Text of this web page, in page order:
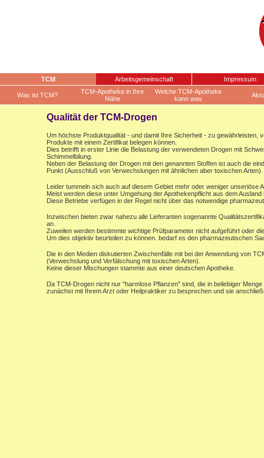
TCM Arbeitsgemeinschaft Impressum
Was ist TCM?
TCM-Apotheke in Ihre
Nähe
Welche TCM-Apotheke
kann was
Qualität der TCM-Drogen
Um höchste Produktqualität - und damit Ihre Sicherheit - zu
Produkte mit einem Zertifikat belegen können.
Dies betrifft in erster Linie die Belastung der verwendeten Drogen mit
Schimmelbilung.
Neben der Belastung der Drogen mit den genannten Stoffen ist auch die
Punkt (Ausschluß von Verwechslungen mit ähnlichen aber toxischen Arten).
Leider tummeln sich auch auf diesem Gebiet mehr oder weniger unseriöse
Meist werden diese unter Umgehung der Apothekenpflicht aus dem
Diese Betriebe verfügen in der Regel nicht über das notwendige
Inzwischen bieten zwar nahezu alle Lieferanten sogenannte
an.
Zuweilen werden bestimmte wichtige Prüfparameter nicht aufgeführt oder
Um dies objektiv beurteilen zu können. bedarf es den pharmazeutischen
Die in den Medien diskutierten Zwischenfälle mit bei der Anwendung von
(Verwechslung und Verfälschung mit toxischen Arten).
Keine dieser Mischungen stammte aus einer deutschen Apotheke.
Da TCM-Drogen nicht nur "harmlose Pflanzen" sind, die in beliebiger
zunächst mit Ihrem Arzt oder Heilpraktiker zu besprechen und sie